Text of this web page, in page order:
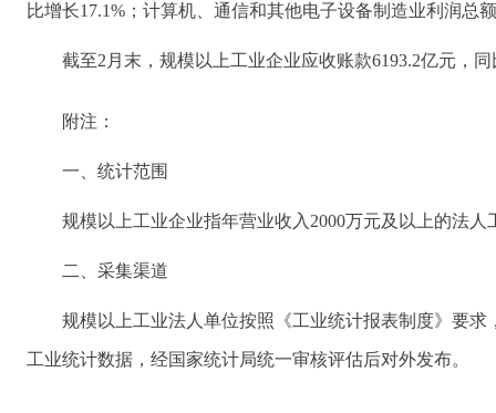
比增长17.1%；计算机、通信和其他电子设备制造业利润总
截至2月末，规模以上工业企业应收账款6193.2亿元，
附注：
一、统计范围
规模以上工业企业指年营业收入2000万元及以上的法人
二、采集渠道
规模以上工业法人单位按照《工业统计报表制度》要
工业统计数据，经国家统计局统一审核评估后对外发布。